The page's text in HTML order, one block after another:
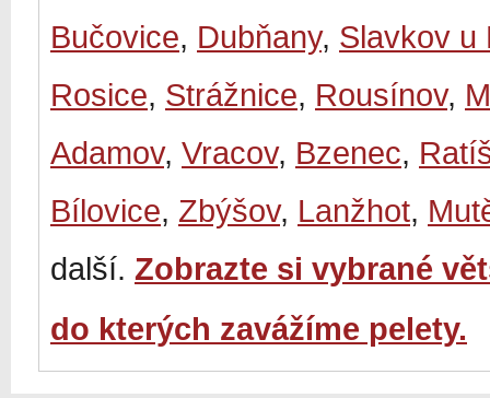
Bučovice, Dubňany, Slavkov u
Rosice, Strážnice, Rousínov,
Adamov, Vracov, Bzenec,
Bílovice, Zbýšov, Lanžhot,
další. Zobrazte si vybrané
do kterých zavážíme pelety.